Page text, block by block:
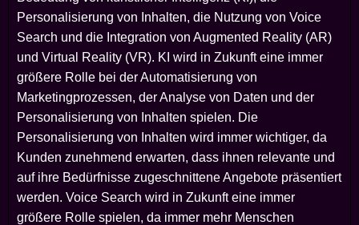
Personalisierung von Inhalten, die Nutzung von Voice
Search und die Integration von Augmented Reality (AR)
und Virtual Reality (VR). KI wird in Zukunft eine immer
größere Rolle bei der Automatisierung von
Marketingprozessen, der Analyse von Daten und der
Personalisierung von Inhalten spielen. Die
Personalisierung von Inhalten wird immer wichtiger, da
Kunden zunehmend erwarten, dass ihnen relevante und
auf ihre Bedürfnisse zugeschnittene Angebote präsentiert
werden. Voice Search wird in Zukunft eine immer
größere Rolle spielen, da immer mehr Menschen